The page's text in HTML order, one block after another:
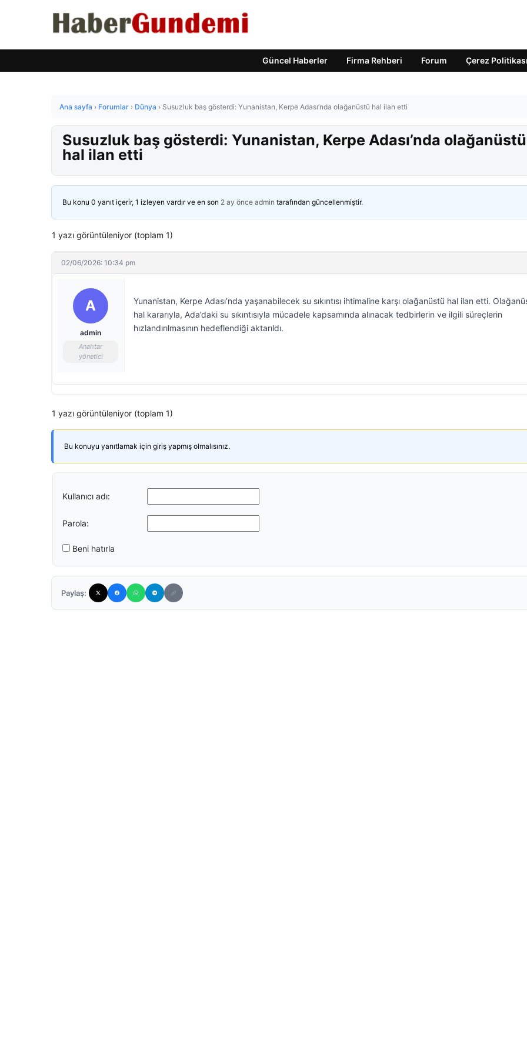
Güncel Haberler Firma Rehberi Forum Çerez Politikası
Ana sayfa › Forumlar › Dünya › Susuzluk baş gösterdi: Yunanistan, Kerpe Adası’nda olağanüstü hal ilan etti
Susuzluk baş gösterdi: Yunanistan, Kerpe Adası’nda olağanüstü
hal ilan etti
Bu konu 0 yanıt içerir, 1 izleyen vardır ve en son 2 ay önce admin tarafından güncellenmiştir.
1 yazı görüntüleniyor (toplam 1)
02/06/2026: 10:34 pm
A
admin
Anahtar
yönetici
Yunanistan, Kerpe Adası’nda yaşanabilecek su sıkıntısı ihtimaline karşı olağanüstü hal ilan etti.
hal kararıyla, Ada’daki su sıkıntısıyla mücadele kapsamında alınacak tedbirlerin ve ilgili süreçlerin
hızlandırılmasının hedeflendiği aktarıldı.
1 yazı görüntüleniyor (toplam 1)
Bu konuyu yanıtlamak için giriş yapmış olmalısınız.
Kullanıcı adı:
Parola:
Beni hatırla
Paylaş: